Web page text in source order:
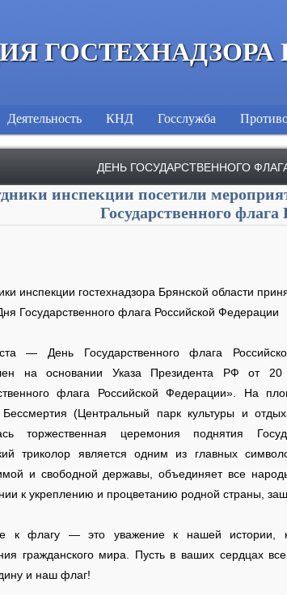
ГОСТЕХНАДЗОРА
Деятельность КНД Госслужба
ДЕНЬ ГОСУДАРСТВЕННОГО
инспекции посетили
Государственного
инспекции гостехнадзора Брянской области
Государственного флага Российской Федерации
— День Государственного флага
на основании Указа Президента РФ от
флага Российской Федерации». На
Бессмертия (Центральный парк культуры и
торжественная церемония поднятия
триколор является одним из главных
и свободной державы, объединяет все
к укреплению и процветанию родной страны,
к флагу — это уважение к нашей истории,
гражданского мира. Пусть в ваших сердцах
и наш флаг!